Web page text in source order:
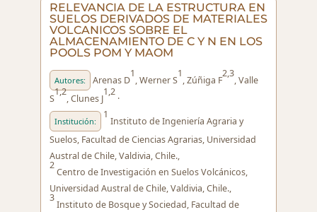
RELEVANCIA DE LA ESTRUCTURA EN
SUELOS DERIVADOS DE MATERIALES
VOLCANICOS SOBRE EL
ALMACENAMIENTO DE C Y N EN LOS
POOLS POM Y MAOM
Autores: Arenas D
1
, Werner S
1
, Zúñiga F
2,3
, Valle
S
1,2
, Clunes J
1,2
·
Institución:
1
Instituto de Ingeniería Agraria y
Suelos, Facultad de Ciencias Agrarias, Universidad
Austral de Chile, Valdivia, Chile.,
2
Centro de Investigación en Suelos Volcánicos,
Universidad Austral de Chile, Valdivia, Chile.,
3
Instituto de Bosque y Sociedad, Facultad de